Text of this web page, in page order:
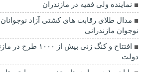
نماينده ولی فقیه در مازندران
مدال طلای رقابت های کشتی آزاد
نوجوان مازندرانی
افتتاح و کنگ زنی بیش
دولت